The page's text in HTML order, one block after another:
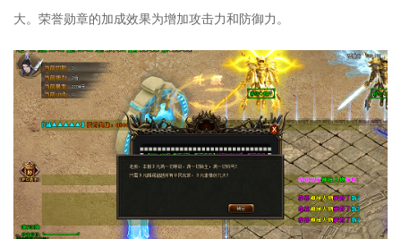
大。荣誉勋章的加成效果为增加攻击力和防御力。